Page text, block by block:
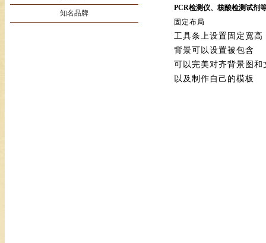
知名品牌
PCR检测仪、核酸检测试剂
固定
工具条上设置固定宽高
背景可以设置被包含
可以完美对齐背景图和
以及制作自己的模板